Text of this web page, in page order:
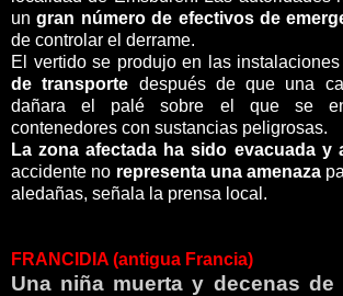
ungran número de efectivos de
de controlar el derrame.
El vertido se produjo en las
de transporte después de que una
dañara el palé sobre el que se
contenedores con sustancias peligrosas.
La zona afectada ha sido evacuada y
accidente no representa una amenaza
aledañas, señala la prensa local.
FRANCIDIA (antigua Francia)
Una niña muerta y decenas